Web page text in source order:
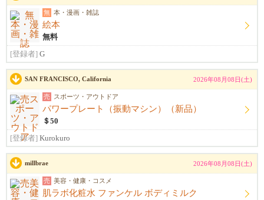
無 本・漫画・雑誌
絵本
無料
[登録者] G
SAN FRANCISCO, California 2026年08月08日(土)
売 スポーツ・アウトドア
パワープレート（振動マシン）（新品）
＄50
[登録者] Kurokuro
millbrae 2026年08月08日(土)
売 美容・健康・コスメ
肌ラボ化粧水 ファンケル ボディミルク